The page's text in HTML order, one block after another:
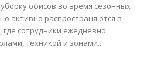
офисов во время сезонных
активно распространяются в
сотрудники ежедневно
техникой и зонами...